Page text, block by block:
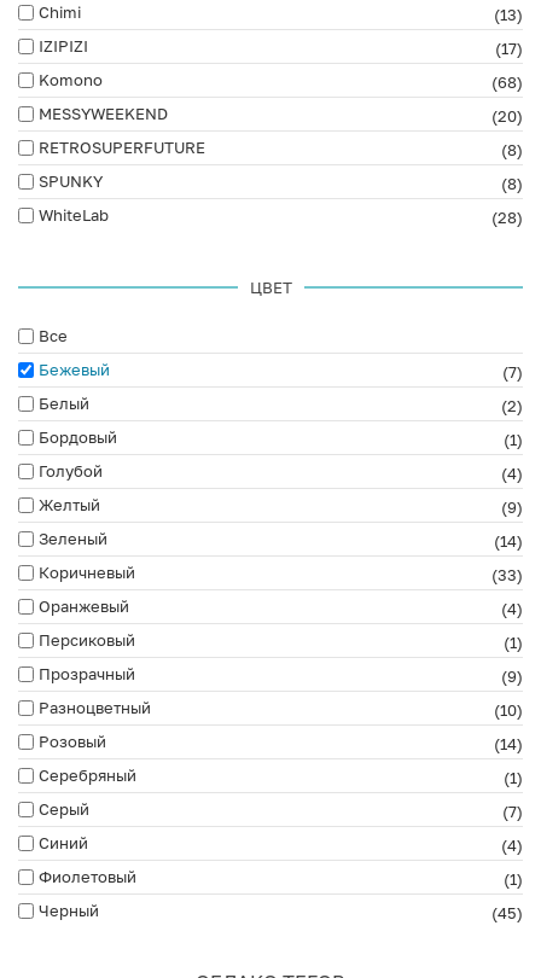
Chimi
(13)
IZIPIZI
(17)
Komono
(68)
MESSYWEEKEND
(20)
RETROSUPERFUTURE
(8)
SPUNKY
(8)
WhiteLab
(28)
ЦВЕТ
Все
Бежевый
(7)
Белый
(2)
Бордовый
(1)
Голубой
(4)
Желтый
(9)
Зеленый
(14)
Коричневый
(33)
Оранжевый
(4)
Персиковый
(1)
Прозрачный
(9)
Разноцветный
(10)
Розовый
(14)
Серебряный
(1)
Серый
(7)
Синий
(4)
Фиолетовый
(1)
Черный
(45)